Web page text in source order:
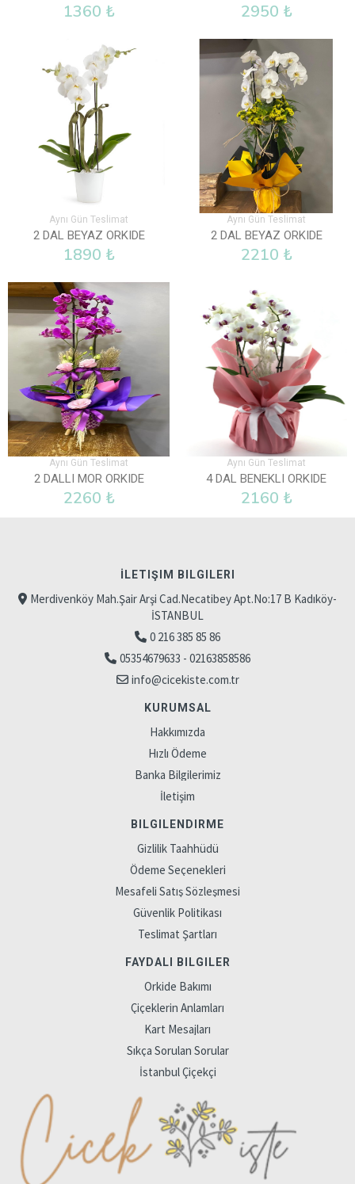
1360 ₺ 2950 ₺
Aynı Gün Teslimat
2 DAL BEYAZ ORKIDE
1890 ₺
Aynı Gün Teslimat
2 DAL BEYAZ ORKIDE
2210 ₺
Aynı Gün Teslimat
2 DALLI MOR ORKIDE
2260 ₺
Aynı Gün Teslimat
4 DAL BENEKLI ORKIDE
2160 ₺
İLETIŞIM BILGILERI
Merdivenköy Mah.Şair Arşi Cad.Necatibey Apt.No:17 B Kadıköy-
İSTANBUL
0 216 385 85 86
05354679633 - 02163858586
info@cicekiste.com.tr
KURUMSAL
Hakkımızda
Hızlı Ödeme
Banka Bilgilerimiz
İletişim
BILGILENDIRME
Gizlilik Taahhüdü
Ödeme Seçenekleri
Mesafeli Satış Sözleşmesi
Güvenlik Politikası
Teslimat Şartları
FAYDALI BILGILER
Orkide Bakımı
Çiçeklerin Anlamları
Kart Mesajları
Sıkça Sorulan Sorular
İstanbul Çiçekçi